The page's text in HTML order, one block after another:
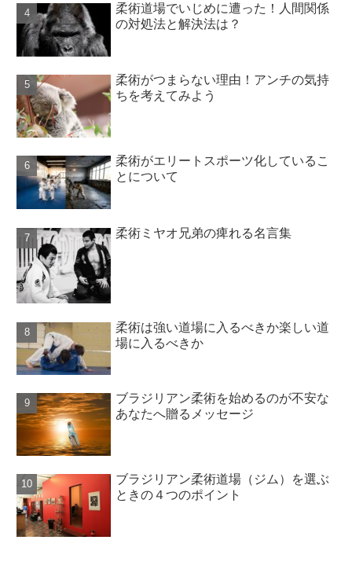
柔術道場でいじめに遭った！人間関係
の対処法と解決法は？
柔術がつまらない理由！アンチの気持
ちを考えてみよう
柔術がエリートスポーツ化しているこ
とについて
柔術ミヤオ兄弟の痺れる名言集
柔術は強い道場に入るべきか楽しい道
場に入るべきか
ブラジリアン柔術を始めるのが不安な
あなたへ贈るメッセージ
ブラジリアン柔術道場（ジム）を選ぶ
ときの４つのポイント